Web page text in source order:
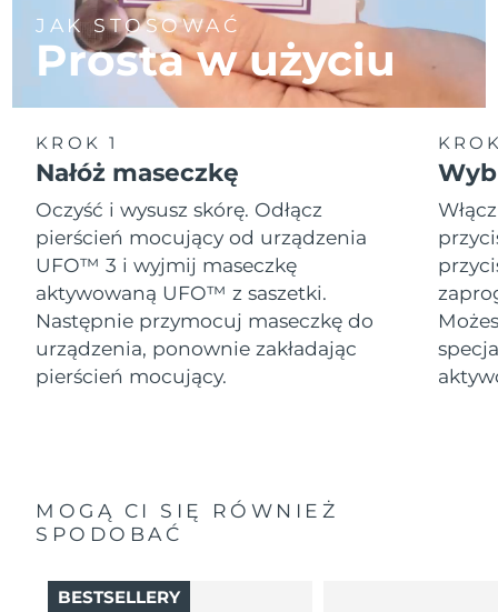
JAK STOSOWAĆ
Prosta w użyciu
KROK 1
Nałóż maseczkę
Oczyść i wysusz skórę. Odłącz
pierścień mocujący od urządzenia
UFO™ 3 i wyjmij maseczkę
aktywowaną UFO™ z saszetki.
Następnie przymocuj maseczkę do
urządzenia, ponownie zakładając
pierścień mocujący.
MOGĄ CI SIĘ RÓWNIEŻ
SPODOBAĆ
BESTSELLERY